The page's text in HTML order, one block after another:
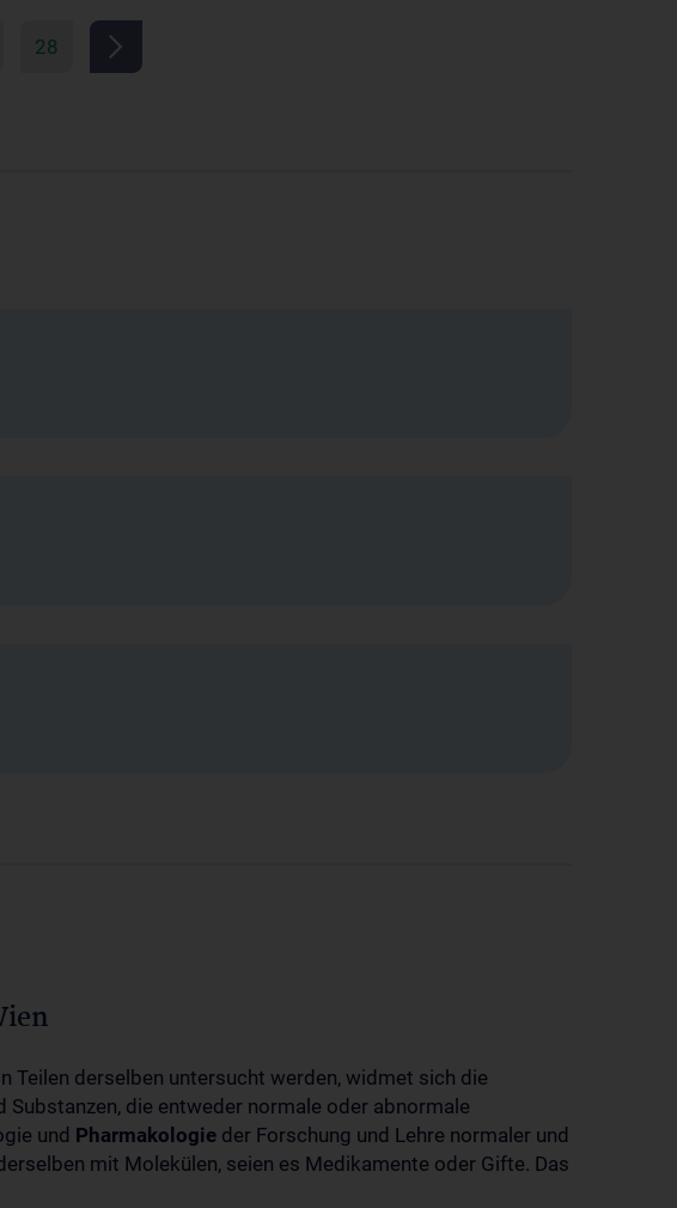
28
Teilen derselben untersucht werden, widmet sich die
die entweder normale oder abnormale
und Pharmakologie der Forschung und Lehre normaler und
mit Molekülen, seien es Medikamente oder Gifte. Das